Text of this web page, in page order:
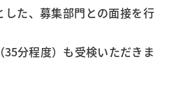
した、募集部門との面接を行
分程度）も受検いただきま